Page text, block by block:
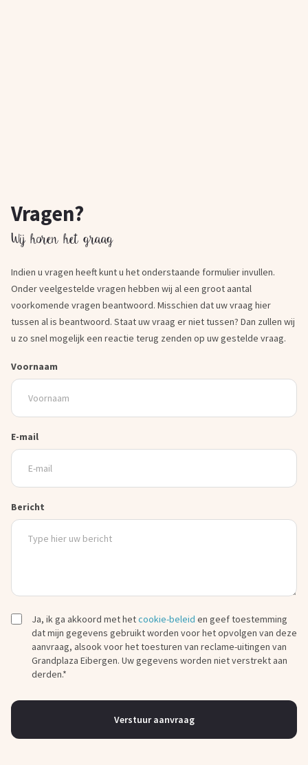
Vragen?
Wij horen het graag
Indien u vragen heeft kunt u het onderstaande formulier invullen.
Onder veelgestelde vragen hebben wij al een groot aantal
voorkomende vragen beantwoord. Misschien dat uw vraag hier
tussen al is beantwoord. Staat uw vraag er niet tussen? Dan zullen wij
u zo snel mogelijk een reactie terug zenden op uw gestelde vraag.
Voornaam
E-mail
Bericht
Ja, ik ga akkoord met hetcookie-beleid en geef toestemming
dat mijn gegevens gebruikt worden voor het opvolgen van deze
aanvraag, alsook voor het toesturen van reclame-uitingen van
Grandplaza Eibergen. Uw gegevens worden niet verstrekt aan
derden.*
Verstuur aanvraag